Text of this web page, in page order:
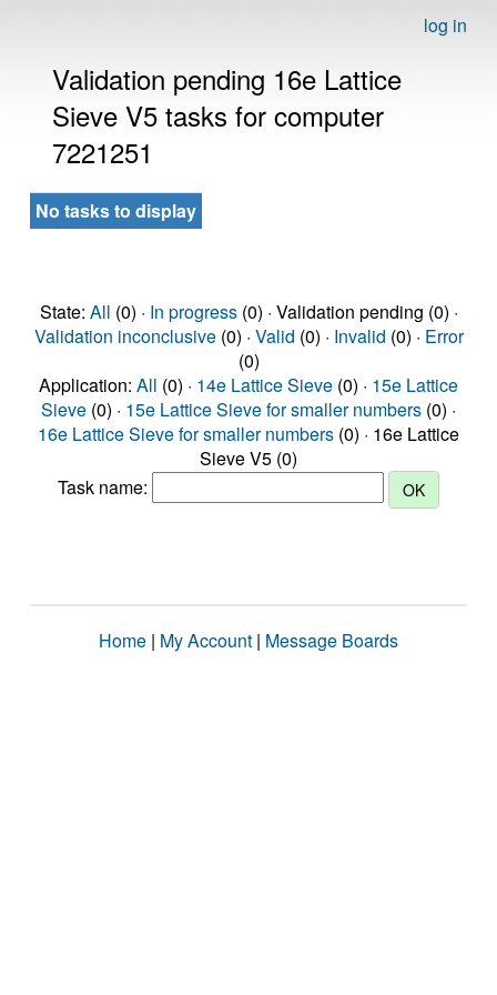
log in
Validation pending 16e Lattice
Sieve V5 tasks for computer
7221251
No tasks to display
State: All (0) · In progress(0) · Validation pending (0) ·
Validation inconclusive(0) · Valid (0) · Invalid (0) · Error
(0)
Application: All (0) · 14e Lattice Sieve (0) · 15e Lattice
Sieve (0) · 15e Lattice Sieve for smaller numbers (0) ·
16e Lattice Sieve for smaller numbers (0) · 16e Lattice
Sieve V5 (0)
Task name:
Home | My Account | Message Boards